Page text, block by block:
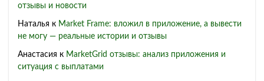
отзывы и новости
Наталья к Market Frame: вложил в приложение, а вывести
не могу — реальные истории и отзывы
Анастасия к MarketGrid отзывы: анализ приложения и
ситуация с выплатами